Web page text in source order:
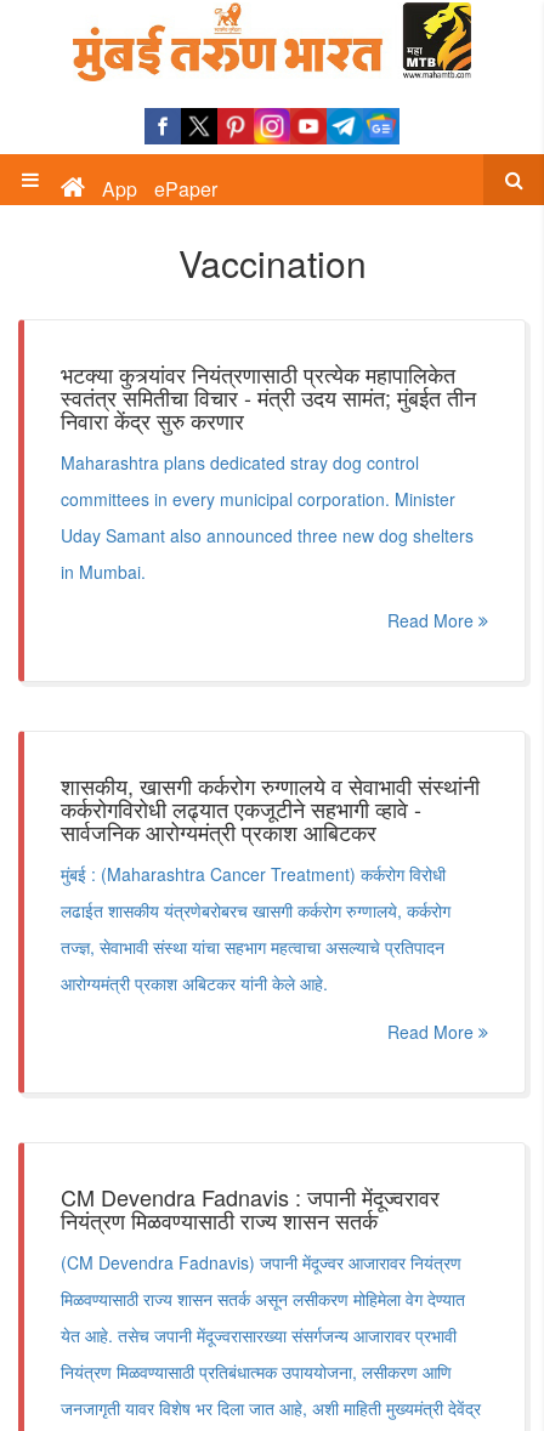
App ePaper
Vaccination
भटक्या कुत्र्यांवर नियंत्रणासाठी प्रत्येक महापालिकेत
स्वतंत्र समितीचा विचार - मंत्री उदय सामंत; मुंबईत तीन
निवारा केंद्र सुरु करणार
Maharashtra plans dedicated stray dog control
committees in every municipal corporation. Minister
Uday Samant also announced three new dog shelters
in Mumbai.
Read More
शासकीय, खासगी कर्करोग रुग्णालये व सेवाभावी संस्थांनी
कर्करोगविरोधी लढ्यात एकजूटीने सहभागी व्हावे -
सार्वजनिक आरोग्यमंत्री प्रकाश आबिटकर
मुंबई : (Maharashtra Cancer Treatment) कर्करोग विरोधी
लढाईत शासकीय यंत्रणेबरोबरच खासगी कर्करोग रुग्णालये, कर्करोग
तज्ज्ञ, सेवाभावी संस्था यांचा सहभाग महत्वाचा असल्याचे प्रतिपादन
आरोग्यमंत्री प्रकाश अबिटकर यांनी केले आहे.
Read More
CM Devendra Fadnavis : जपानी मेंदूज्वरावर
नियंत्रण मिळवण्यासाठी राज्य शासन सतर्क
(CM Devendra Fadnavis) जपानी मेंदूज्वर आजारावर नियंत्रण
मिळवण्यासाठी राज्य शासन सतर्क असून लसीकरण मोहिमेला वेग देण्यात
येत आहे. तसेच जपानी मेंदूज्वरासारख्या संसर्गजन्य आजारावर प्रभावी
नियंत्रण मिळवण्यासाठी प्रतिबंधात्मक उपाययोजना, लसीकरण आणि
जनजागृती यावर विशेष भर दिला जात आहे, अशी माहिती मुख्यमंत्री देवेंद्र